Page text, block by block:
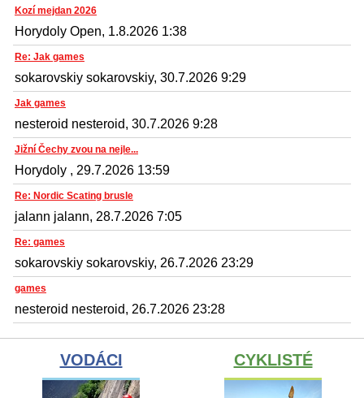
Kozí mejdan 2026
Horydoly Open, 1.8.2026 1:38
Re: Jak games
sokarovskiy sokarovskiy, 30.7.2026 9:29
Jak games
nesteroid nesteroid, 30.7.2026 9:28
Jižní Čechy zvou na nejle...
Horydoly , 29.7.2026 13:59
Re: Nordic Scating brusle
jalann jalann, 28.7.2026 7:05
Re: games
sokarovskiy sokarovskiy, 26.7.2026 23:29
games
nesteroid nesteroid, 26.7.2026 23:28
VODÁCI CYKLISTÉ